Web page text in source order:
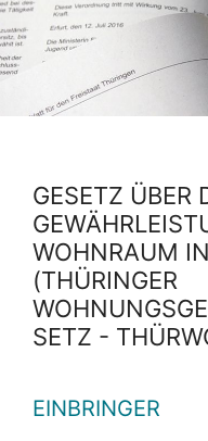
GESETZ ÜBER
WOHNRAUM
(THÜRINGER
SETZ -
EINBRINGER